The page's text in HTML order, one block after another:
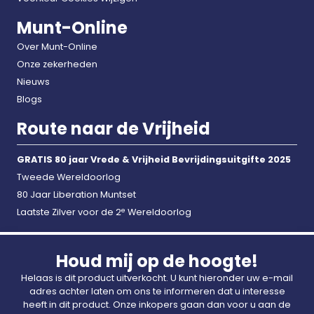
wordt alom gerespecteerd.
Munt-Online
Over Munt-Online
Onze zekerheden
Nieuws
Blogs
Route naar de Vrijheid
GRATIS 80 jaar Vrede & Vrijheid Bevrijdingsuitgifte 2025
Tweede Wereldoorlog
80 Jaar Liberation Muntset
Laatste Zilver voor de 2e Wereldoorlog
Houd mij op de hoogte!
Helaas is dit product uitverkocht. U kunt hieronder uw e-mail
adres achter laten om ons te informeren dat u interesse
heeft in dit product. Onze inkopers gaan dan voor u aan de